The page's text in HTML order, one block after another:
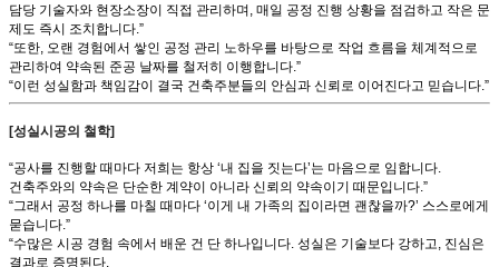
담당 기술자와 현장소장이 직접 관리하며, 매일 공정 진행 상황을 점검하고 작은 문
제도 즉시 조치합니다.”
“또한, 오랜 경험에서 쌓인 공정 관리 노하우를 바탕으로 작업 흐름을 체계적으로
관리하여 약속된 준공 날짜를 철저히 이행합니다.”
“이런 성실함과 책임감이 결국 건축주분들의 안심과 신뢰로 이어진다고 믿습니다.”
[성실시공의 철학]
“공사를 진행할 때마다 저희는 항상 ‘내 집을 짓는다’는 마음으로 임합니다.
건축주와의 약속은 단순한 계약이 아니라 신뢰의 약속이기 때문입니다.”
“그래서 공정 하나를 마칠 때마다 ‘이게 내 가족의 집이라면 괜찮을까?’ 스스로에게
묻습니다.”
“수많은 시공 경험 속에서 배운 건 단 하나입니다. 성실은 기술보다 강하고, 진심은
결과로 증명된다.